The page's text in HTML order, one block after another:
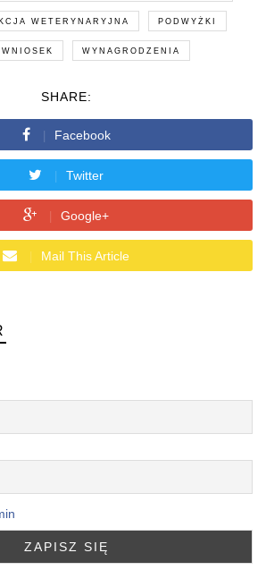
WETERYNARYJNA PODWYŻKI
WNIOSEK WYNAGRODZENIA
SHARE:
Facebook
Twitter
Google+
Mail This Article